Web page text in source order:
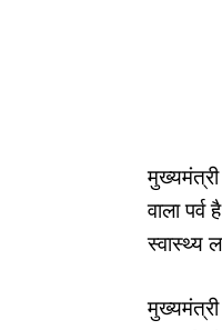
वाला
स्वास्थ्य